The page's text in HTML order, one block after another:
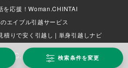
を応援！Woman.CHINTAI
エイブル引越サービス
積りで安く引越し | 単身引越しナビ
INC. ALL RIGHTS RESERVED.
検索条件を変更